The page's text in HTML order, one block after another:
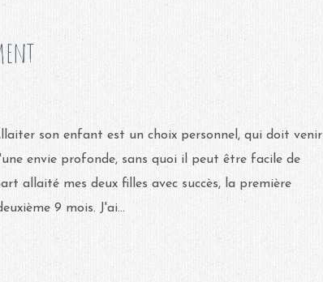
son enfant est un choix personnel, qui doit venir
envie profonde, sans quoi il peut être facile de
allaité mes deux filles avec succès, la première
9 mois. J'ai...